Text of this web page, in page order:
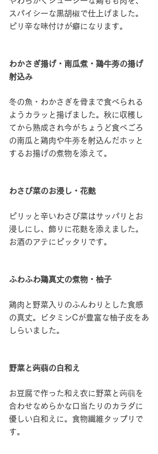
スパイシーな黒胡椒で仕上げました。
ピリ辛な味付けが癖になります。
わかさぎ揚げ・南瓜煮・鶏牛蒡の揚げ
射込み
冬の魚・わかさぎを骨まで食べられる
ようカラッと揚げました。秋に収穫し
てから熟成され今がちょうど食べごろ
の南瓜と鶏肉や牛蒡を射込んだホッと
するお揚げの煮物を添えて。
わさび菜のお浸し・花麩
ピリッと辛いわさび菜はサッパリとお
浸しにし、飾りに花麩を添えました。
お酒のアテにピッタリです。
ふわふわ鶏真丈の煮物・柚子
鶏肉と野菜入りのふんわりとした食感
の真丈。ビタミンCが豊富な柚子皮をあ
しらいました。
野菜と蒟蒻の白和え
お豆腐で作った和え衣に野菜と蒟蒻を
合わせなめらかな口当たりのカラダに
優しい白和えに。食物繊維タップリで
す。